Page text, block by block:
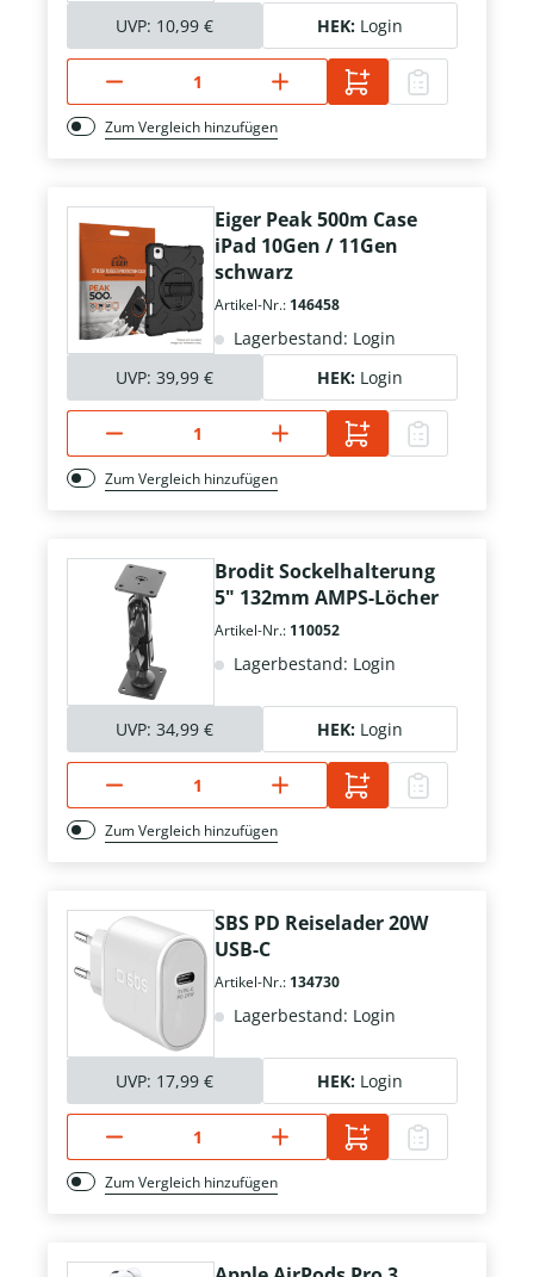
UVP: 10,99 € HEK: Login
Zum Vergleich hinzufügen
Eiger Peak 500m Case
iPad 10Gen / 11Gen
schwarz
Artikel-Nr.: 146458
Lagerbestand: Login
UVP: 39,99 € HEK: Login
Zum Vergleich hinzufügen
Brodit Sockelhalterung
5" 132mm AMPS-Löcher
Artikel-Nr.: 110052
Lagerbestand: Login
UVP: 34,99 € HEK: Login
Zum Vergleich hinzufügen
SBS PD Reiselader 20W
USB-C
Artikel-Nr.: 134730
Lagerbestand: Login
UVP: 17,99 € HEK: Login
Zum Vergleich hinzufügen